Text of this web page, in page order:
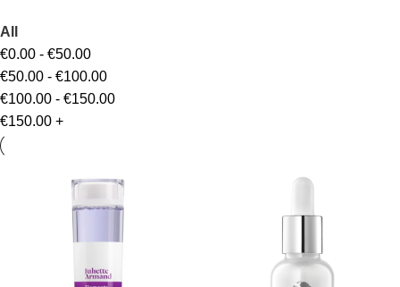
All
€0.00 - €50.00
€50.00 - €100.00
€100.00 - €150.00
€150.00 +